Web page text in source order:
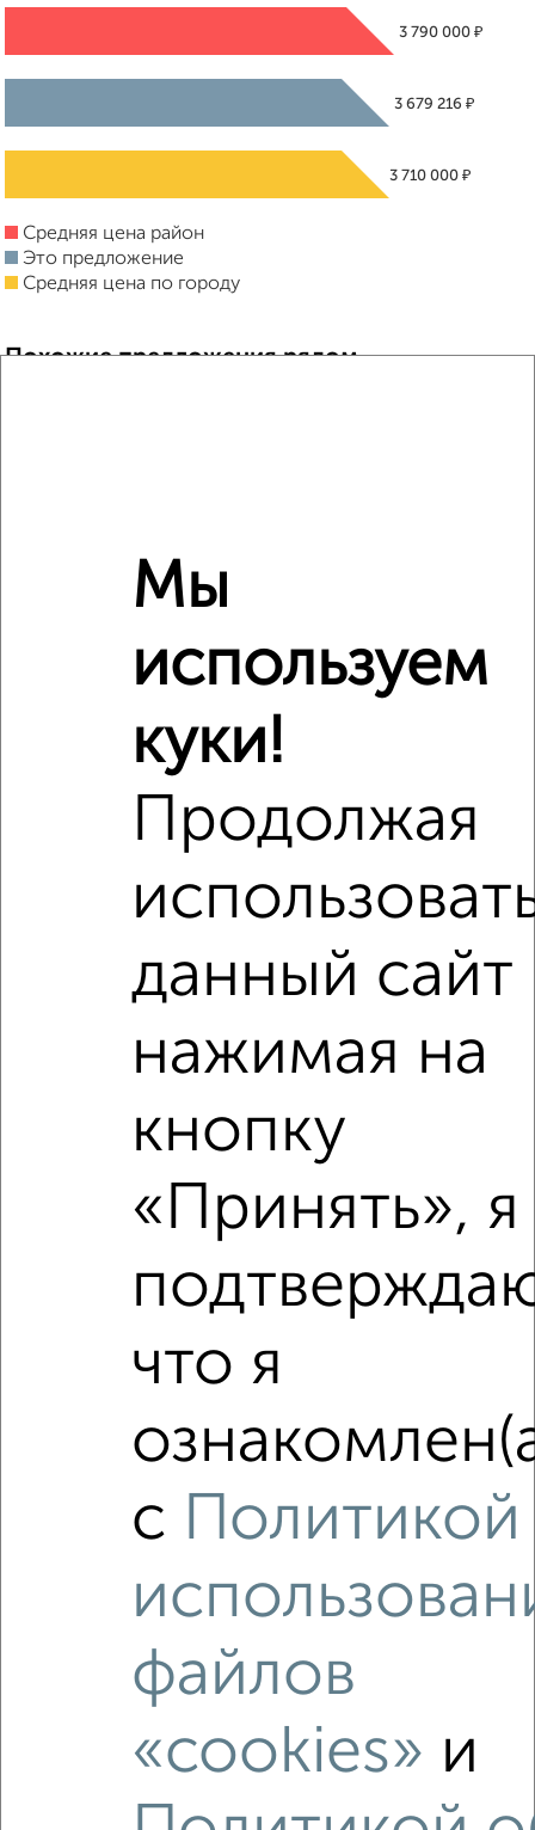
3 790 000 ₽
3 679 216 ₽
3 710 000 ₽
Средняя цена район
Это предложение
Средняя цена по городу
Похожие предложения рядом
Рядом, с меньшей ценой
1-к квартира, вторичка, 28м², 5/10 этаж
за м²
Октябрьский район, мкр. Арбеково, ЖК Новый Город,
1-к квартира, вторичка, 36м², 4/9 этаж
84 300₽
Октябрьский район, мкр. Арбеково, проспект Строителей
Агентство, 03.08.2026
Мы
используем
куки!
Продолжая
данный сайт
нажимая на
кнопку
«Принять», я
что я
с Политикой
файлов
«cookies» и